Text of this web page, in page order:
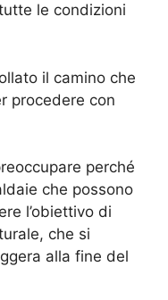
le condizioni
il camino che
procedere con
perché
che possono
l’obiettivo di
che si
alla fine del